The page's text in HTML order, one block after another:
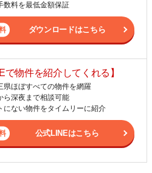
数料を最低金額保証
ダウンロードはこちら
で物件を紹介してくれる】
県ほぼすべての物件を網羅
ら深夜まで相談可能
にない物件をタイムリーに紹介
公式LINEはこちら